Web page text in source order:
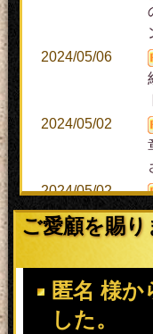
2024/05/06
2024/05/02
2024/05/02
2024/04/28
ご愛顧を賜
匿名 様か
した。